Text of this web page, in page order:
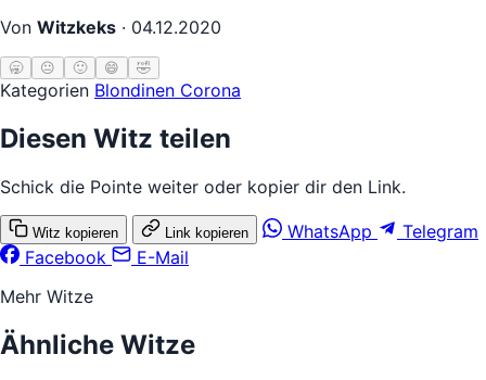
Von Witzkeks · 04.12.2020
🥱 😐 🙂 😄 🤣
Kategorien Blondinen Corona
Diesen Witz teilen
Schick die Pointe weiter oder kopier dir den Link.
Witz kopieren Link kopieren WhatsApp
Telegram
Facebook
E-Mail
Mehr Witze
Ähnliche Witze